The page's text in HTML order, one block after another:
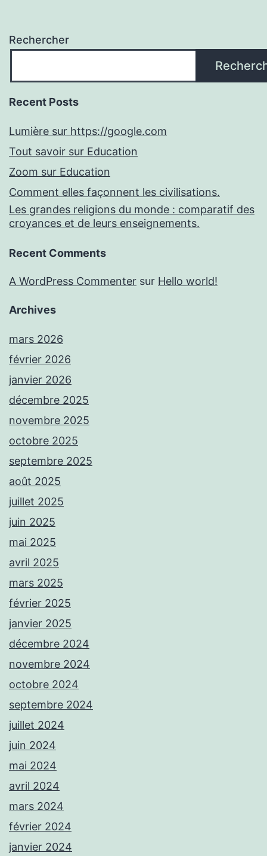
Rechercher
Recent Posts
Lumière sur https://google.com
Tout savoir sur Education
Zoom sur Education
Comment elles façonnent les civilisations.
Les grandes religions du monde : comparatif des
croyances et de leurs enseignements.
Recent Comments
A WordPress Commenter sur Hello world!
Archives
mars 2026
février 2026
janvier 2026
décembre 2025
novembre 2025
octobre 2025
septembre 2025
août 2025
juillet 2025
juin 2025
mai 2025
avril 2025
mars 2025
février 2025
janvier 2025
décembre 2024
novembre 2024
octobre 2024
septembre 2024
juillet 2024
juin 2024
mai 2024
avril 2024
mars 2024
février 2024
janvier 2024